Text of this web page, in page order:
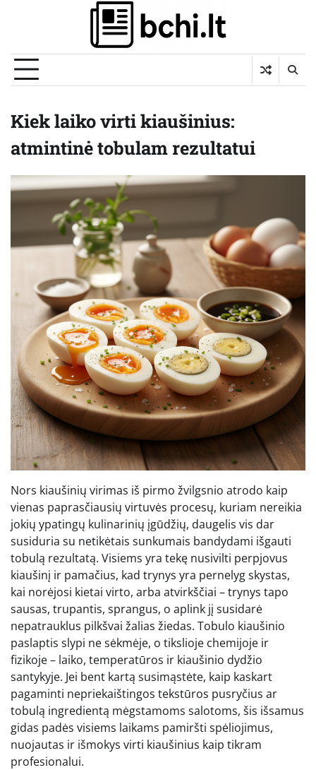
Kiek laiko virti kiaušinius:
atmintinė tobulam rezultatui
Nors kiaušinių virimas iš pirmo žvilgsnio atrodo kaip
vienas paprasčiausių virtuvės procesų, kuriam nereikia
jokių ypatingų kulinarinių įgūdžių, daugelis vis dar
susiduria su netikėtais sunkumais bandydami išgauti
tobulą rezultatą. Visiems yra tekę nusivilti perpjovus
kiaušinį ir pamačius, kad trynys yra pernelyg skystas,
kai norėjosi kietai virto, arba atvirkščiai – trynys tapo
sausas, trupantis, sprangus, o aplink jį susidarė
nepatrauklus pilkšvai žalias žiedas. Tobulo kiaušinio
paslaptis slypi ne sėkmėje, o tikslioje chemijoje ir
fizikoje – laiko, temperatūros ir kiaušinio dydžio
santykyje. Jei bent kartą susimąstėte, kaip kaskart
pagaminti nepriekaištingos tekstūros pusryčius ar
tobulą ingredientą mėgstamoms salotoms, šis išsamus
gidas padės visiems laikams pamiršti spėliojimus,
nuojautas ir išmokys virti kiaušinius kaip tikram
profesionalui.